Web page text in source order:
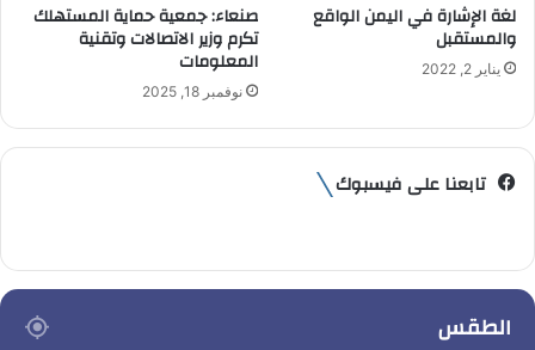
لغة الإشارة في اليمن الواقع
والمستقبل
يناير 2, 2022
صنعاء: جمعية حماية المستهلك
تكرم وزير الاتصالات وتقنية
المعلومات
نوفمبر 18, 2025
تابعنا على فيسبوك
الطقس